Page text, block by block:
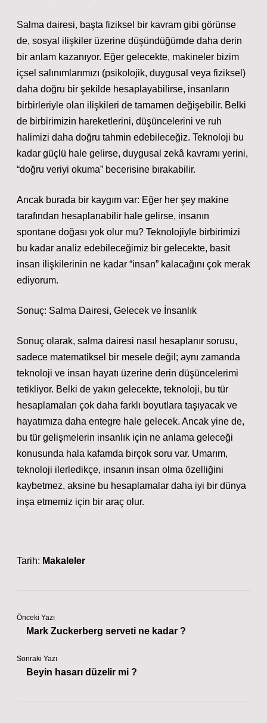
Salma dairesi, başta fiziksel bir kavram gibi görünse
de, sosyal ilişkiler üzerine düşündüğümde daha derin
bir anlam kazanıyor. Eğer gelecekte, makineler bizim
içsel salınımlarımızı (psikolojik, duygusal veya fiziksel)
daha doğru bir şekilde hesaplayabilirse, insanların
birbirleriyle olan ilişkileri de tamamen değişebilir. Belki
de birbirimizin hareketlerini, düşüncelerini ve ruh
halimizi daha doğru tahmin edebileceğiz. Teknoloji bu
kadar güçlü hale gelirse, duygusal zekâ kavramı yerini,
“doğru veriyi okuma” becerisine bırakabilir.
Ancak burada bir kaygım var: Eğer her şey makine
tarafından hesaplanabilir hale gelirse, insanın
spontane doğası yok olur mu? Teknolojiyle birbirimizi
bu kadar analiz edebileceğimiz bir gelecekte, basit
insan ilişkilerinin ne kadar “insan” kalacağını çok merak
ediyorum.
Sonuç: Salma Dairesi, Gelecek ve İnsanlık
Sonuç olarak, salma dairesi nasıl hesaplanır sorusu,
sadece matematiksel bir mesele değil; aynı zamanda
teknoloji ve insan hayatı üzerine derin düşüncelerimi
tetikliyor. Belki de yakın gelecekte, teknoloji, bu tür
hesaplamaları çok daha farklı boyutlara taşıyacak ve
hayatımıza daha entegre hale gelecek. Ancak yine de,
bu tür gelişmelerin insanlık için ne anlama geleceği
konusunda hala kafamda birçok soru var. Umarım,
teknoloji ilerledikçe, insanın insan olma özelliğini
kaybetmez, aksine bu hesaplamalar daha iyi bir dünya
inşa etmemiz için bir araç olur.
Tarih: Makaleler
Önceki Yazı
Mark Zuckerberg serveti ne kadar ?
Sonraki Yazı
Beyin hasarı düzelir mi ?